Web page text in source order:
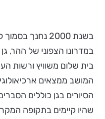
בשנת 2000 נחנך
במדרונו הצפוני של ההר,
בית שלום משוויץ ורשות
המושב ממצאים
הסיורים בגן כוללים
שהיו קיימים בתקופה